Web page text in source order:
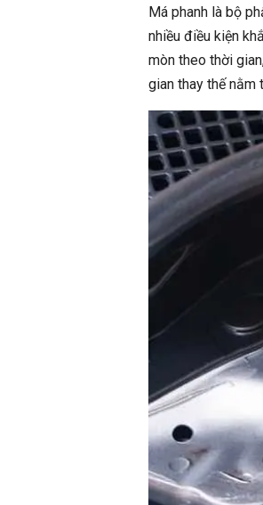
Má phanh là bộ
nhiều điều kiện
mòn theo thời
gian thay thế